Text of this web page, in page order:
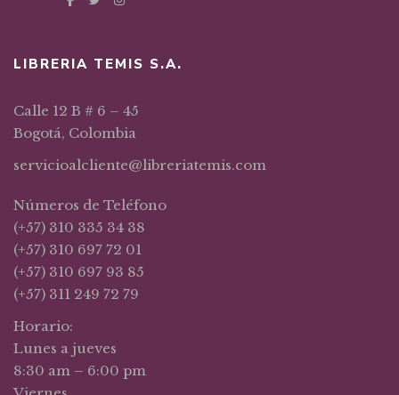
LIBRERIA TEMIS S.A.
Calle 12 B # 6 – 45
Bogotá, Colombia
servicioalcliente@libreriatemis.com
Números de Teléfono
(+57) 310 335 34 38
(+57) 310 697 72 01
(+57) 310 697 93 85
(+57) 311 249 72 79
Horario:
Lunes a jueves
8:30 am – 6:00 pm